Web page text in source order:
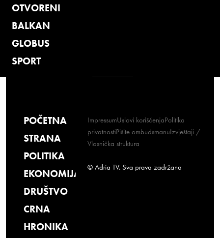
OTVORENI
BALKAN
GLOBUS
SPORT
POČETNA
STRANA
POLITIKA
EKONOMIJA
DRUŠTVO
CRNA
HRONIKA
ImpressumUslovi korišćenjaPolitika
privatnostiPišite ombudsmanuIzvještaji /
Vlasnička struktura
© Adria TV. Sva prava zadržana